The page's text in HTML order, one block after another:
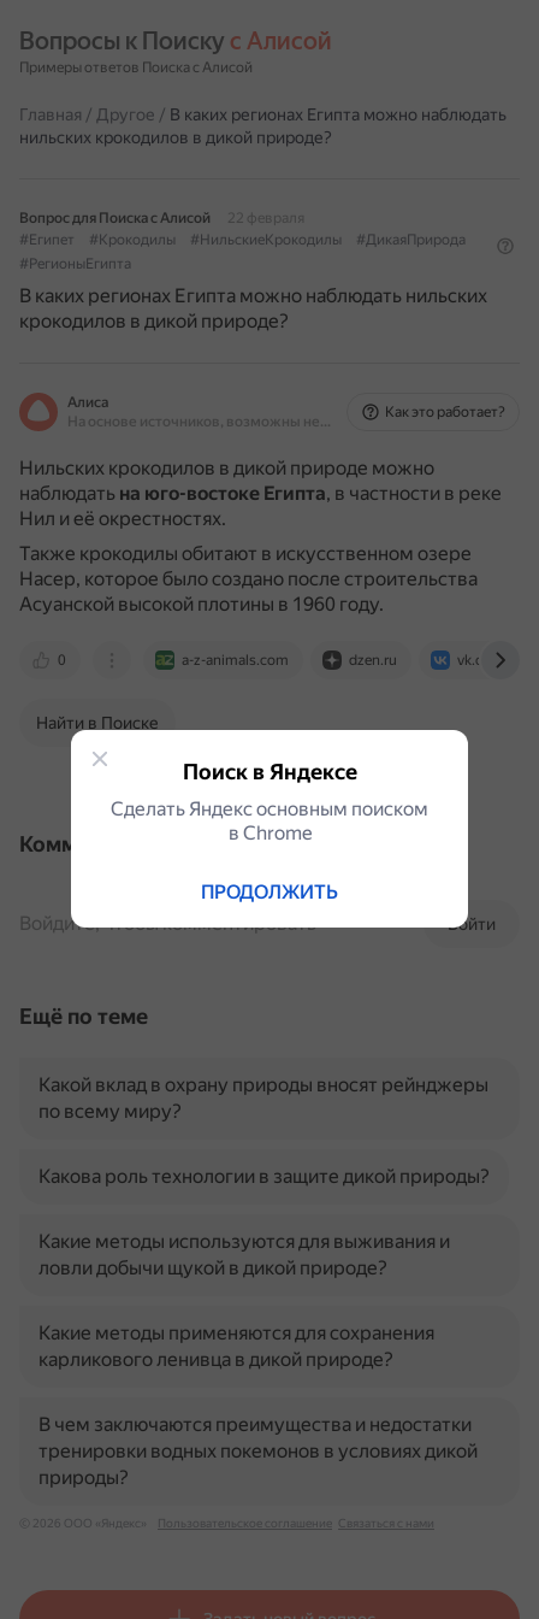
Вопросы к Поиску с Алисой
Примеры ответов Поиска с Алисой
Главная / Другое / В каких регионах Египта можно наблюдать
нильских крокодилов в дикой природе?
Вопрос для Поиска с Алисой
22 февраля
#Египет
#Крокодилы #НильскиеКрокодилы
#ДикаяПрирода
#РегионыЕгипта
В каких регионах Египта можно наблюдать нильских
крокодилов в дикой природе?
Алиса
На основе источников, возможны неточности
Как это работает?
Нильских крокодилов в дикой природе можно
наблюдать на юго-востоке Египта, в частности в реке
Нил и её окрестностях.
Также крокодилы обитают в искусственном озере
Насер, которое было создано после строительства
Асуанской высокой плотины в 1960 году.
0 a-z-animals.com dzen.ru vk.com
Найти в Поиске
Комментарии
Войти
Войдите, чтобы комментировать
Ещё по теме
Какой вклад в охрану природы вносят рейнджеры
по всему миру?
Какова роль технологии в защите дикой природы?
Какие методы используются для выживания и
ловли добычи щукой в дикой природе?
Какие методы применяются для сохранения
карликового ленивца в дикой природе?
В чем заключаются преимущества и недостатки
тренировки водных покемонов в условиях дикой
природы?
© 2026 ООО «Яндекс» Пользовательское соглашение Связаться с нами
Поиск в Яндексе
Сделать Яндекс основным поиском
в Сhrome
ПРОДОЛЖИТЬ